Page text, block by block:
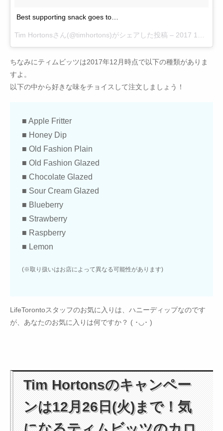
Best supporting snack goes to…
Tim Hortonsさん(@timhortons)がシェアした投稿 – 2017 1月 8 1:38午後 PST
ちなみにティムビッツは2017年12月時点で以下の種類がありま
すよ。
以下の中から好きな味をチョイスして注文しましょう！
■ Apple Fritter
■ Honey Dip
■ Old Fashion Plain
■ Old Fashion Glazed
■ Chocolate Glazed
■ Sour Cream Glazed
■ Blueberry
■ Strawberry
■ Raspberry
■ Lemon
(※取り扱いはお店によって異なる可能性があります)
LifeTorontoスタッフのお気に入りは、ハニーディップなのです
が、あなたのお気に入りは何ですか？ ( ･◡･ )
Tim Hortonsのキャンペー
ンは12月26日(火)まで！気